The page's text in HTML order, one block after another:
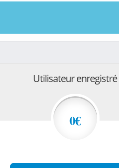
Utilisateur enregistré
0€